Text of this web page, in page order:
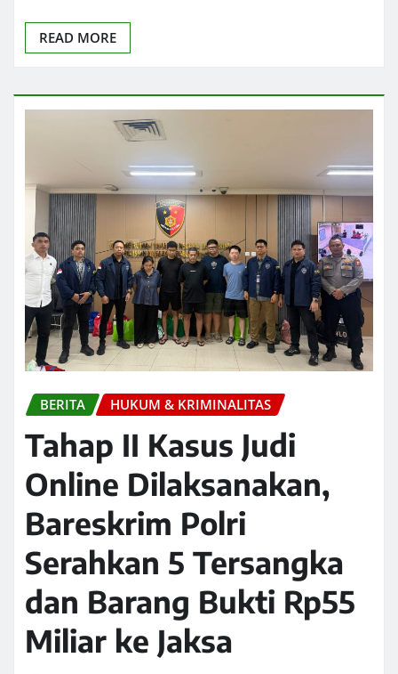
READ MORE
BERITA HUKUM & KRIMINALITAS
Tahap II Kasus Judi
Online Dilaksanakan,
Bareskrim Polri
Serahkan 5 Tersangka
dan Barang Bukti Rp55
Miliar ke Jaksa